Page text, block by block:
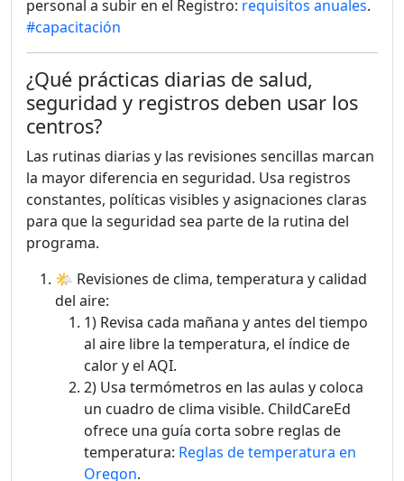
personal a subir en el Registro: requisitos anuales.
#capacitación
¿Qué prácticas diarias de salud,
seguridad y registros deben usar los
centros?
Las rutinas diarias y las revisiones sencillas marcan
la mayor diferencia en seguridad. Usa registros
constantes, políticas visibles y asignaciones claras
para que la seguridad sea parte de la rutina del
programa.
🌤️ Revisiones de clima, temperatura y calidad
del aire:
1) Revisa cada mañana y antes del tiempo
al aire libre la temperatura, el índice de
calor y el AQI.
2) Usa termómetros en las aulas y coloca
un cuadro de clima visible. ChildCareEd
ofrece una guía corta sobre reglas de
temperatura: Reglas de temperatura en
Oregon.